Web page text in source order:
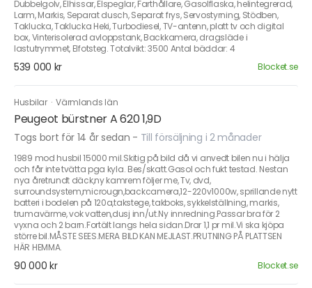
Dubbelgolv, Elhissar, Elspeglar, Farthållare, Gasolflaska, helintegrerad,
Larm, Markis, Separat dusch, Separat frys, Servostyrning, Stödben,
Taklucka, Taklucka Heki, Turbodiesel, TV-antenn, platt tv och digital
box, Vinterisolerad avloppstank, Backkamera, dragsläde i
lastutrymmet, Elfotsteg. Totalvikt: 3500 Antal bäddar: 4
539 000 kr Blocket.se
Husbilar ·Värmlands län
Peugeot bürstner A 620 1,9D
Togs bort för 14 år sedan - Till försäljning i 2 månader
1989 mod husbil 15000 mil.Skitig på bild då vi anvedt bilen nu i hälja
och får inte tvätta pga kyla. Bes/skatt.Gasol och fukt testad. Nestan
nya åretrundt däck,ny kamrem följer me, Tv, dvd,
surroundsystem,microugn,backcamera,12-220v1000w, sprillande nytt
batteri i bodelen på 120a,takstege, takboks, sykkelställning, markis,
trumavärme, vok vatten,dusj inn/ut.Ny innredning.Passar bra för 2
vyxna och 2 barn.Fortält langs hela sidan.Drar 1,1 pr mil.Vi ska kjöpa
större bil.MÅSTE SEES.MERA BILD KAN MEJLAST.PRUTNING PÅ PLATTSEN
HÄR HEMMA.
90 000 kr Blocket.se